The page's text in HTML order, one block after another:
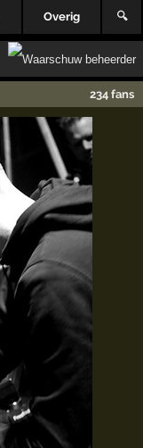
Overig 🔍
234 fans